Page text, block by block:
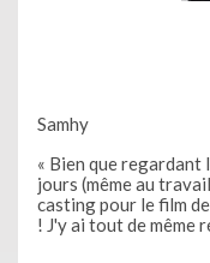
Samhy
« Bien que regardant
jours (même au
casting pour le film
! J'y ai tout de même